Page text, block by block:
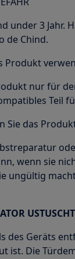
under 3 Jahr.
de Chind.
Produkt
nur für
Teil
Sie das
wenn sie
ungültig
USTUSCHT
des Geräts
ist. Die